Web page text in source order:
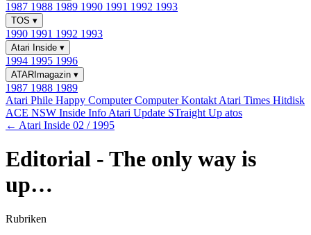
1987 1988 1989 1990 1991 1992 1993
TOS ▾
1990 1991 1992 1993
Atari Inside ▾
1994 1995 1996
ATARImagazin ▾
1987 1988 1989
Atari Phile Happy ComputerComputer Kontakt Atari Times Hitdisk
ACE NSW Inside Info Atari Update STraight Up atos
← Atari Inside 02 / 1995
Editorial - The only way is
up…
Rubriken